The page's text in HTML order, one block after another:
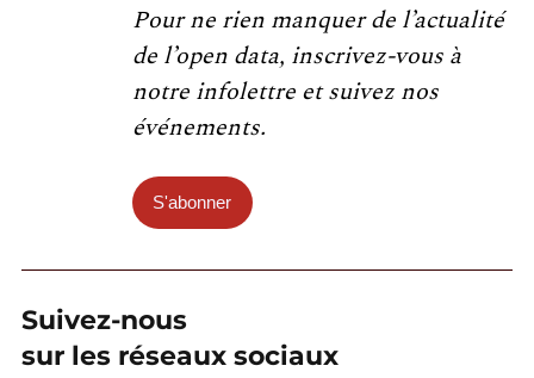
Pour ne rien manquer de l’actualité
de l’open data, inscrivez-vous à
notre infolettre et suivez nos
événements.
S'abonner
Suivez-nous
sur les réseaux sociaux